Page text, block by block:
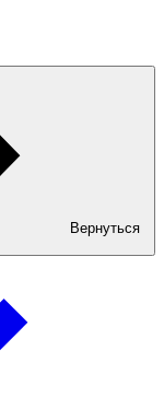
Вернуться